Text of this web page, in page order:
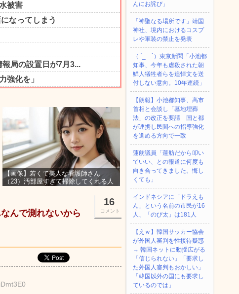
【画像】若くて美人な看護師さん
（23）汚部屋すぎて掃除してくれる人
16
コメント
んで測れないから
んにお詫び」
「神聖なる場所です」靖国
神社、境内におけるコスプ
レや軍装の禁止を発表
（ ´_ゝ`）東京新聞「小池都
知事、今年も虐殺された朝
鮮人犠牲者らを追悼文を送
付しない意向。10年連続」
【朗報】小池都知事、高市
首相と会談し「墓地埋葬
法」の改正を要請 国と都
が連携し民間への指導強化
を進める方向で一致
蓮舫議員「蓮舫だから叩い
ていい、との報道に何度も
向き合ってきました。悔し
くても」
インドネシアに「ドラえも
ん」という名前の市民が16
人、「のび太」は181人
【えｗ】韓国サッカー協会
が外国人審判を性接待疑惑
→ 韓国ネットに動揺広がる
「信じられない」「要求し
た外国人審判もおかしい」
「韓国以外の国にも要求し
ているのでは」